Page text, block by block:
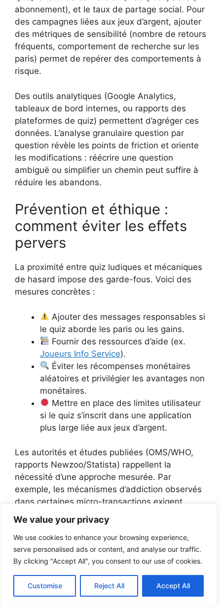
We value your privacy
We use cookies to enhance your browsing experience,
serve personalised ads or content, and analyse our traffic.
By clicking "Accept All", you consent to our use of cookies.
Customise Reject All Accept All
abonnement), et le taux de partage social. Pour
des campagnes liées aux jeux d’argent, ajouter
des métriques de sensibilité (nombre de retours
fréquents, comportement de recherche sur les
paris) permet de repérer des comportements à
risque.
Des outils analytiques (Google Analytics,
tableaux de bord internes, ou rapports des
plateformes de quiz) permettent d’agréger ces
données. L’analyse granulaire question par
question révèle les points de friction et oriente
les modifications : réécrire une question
ambiguë ou simplifier un chemin peut suffire à
réduire les abandons.
Prévention et éthique :
comment éviter les effets
pervers
La proximité entre quiz ludiques et mécaniques
de hasard impose des garde-fous. Voici des
mesures concrètes :
Ajouter des messages responsables si
le quiz aborde les paris ou les gains.
Fournir des ressources d’aide (ex.
Joueurs Info Service).
Éviter les récompenses monétaires
aléatoires et privilégier les avantages non
monétaires.
Mettre en place des limites utilisateur
si le quiz s’inscrit dans une application
plus large liée aux jeux d’argent.
Les autorités et études publiées (OMS/WHO,
rapports Newzoo/Statista) rappellent la
nécessité d’une approche mesurée. Par
exemple, les mécanismes d’addiction observés
dans certaines micro-transactions exigent
transparence et outils d’auto-exclusion si une
activité s’apparente à du pari.
Tests et itération
Les tests A/B ne sont pas réservés à la mise en
page : varier la longueur, le ton, la présence